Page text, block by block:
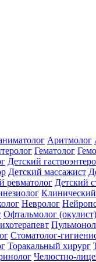
Аритмолог
Гематолог
Детский
Детский массажист
ревматолог Детский
Невролог
Офтальмолог (окулист)
Стоматолог-
Торакальный хирург
Челюстно-